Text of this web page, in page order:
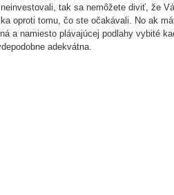
tak sa nemôžete diviť, že
oproti tomu, čo ste očakávali. No ak
a namiesto plávajúcej podlahy vybité
adekvátna.